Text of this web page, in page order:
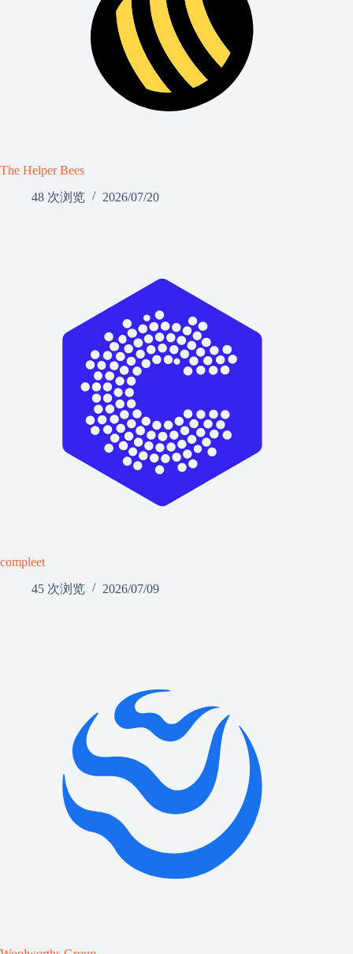
The Helper Bees
48 次浏览
2026/07/20
compleet
45 次浏览
2026/07/09